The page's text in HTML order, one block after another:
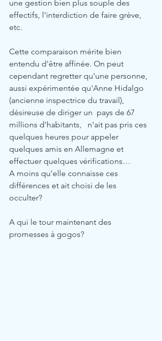
une gestion bien plus souple des
effectifs, l'interdiction de faire grève,
etc.
Cette comparaison mérite bien
entendu d'être affinée. On peut
cependant regretter qu'une personne,
aussi expérimentée qu'Anne Hidalgo
(ancienne inspectrice du travail),
désireuse de diriger un  pays de 67
millions d'habitants,   n'ait pas pris ces
quelques heures pour appeler
quelques amis en Allemagne et
effectuer quelques vérifications…
A moins qu'elle connaisse ces
différences et ait choisi de les
occulter?
A qui le tour maintenant des
promesses à gogos?